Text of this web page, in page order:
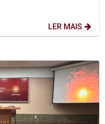
LER MAIS